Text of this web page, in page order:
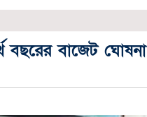
বছরের বাজেট ঘোষনা